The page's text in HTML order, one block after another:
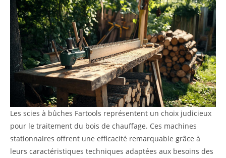
Les scies à bûches Fartools représentent un choix judicieux
pour le traitement du bois de chauffage. Ces machines
stationnaires offrent une efficacité remarquable grâce à
leurs caractéristiques techniques adaptées aux besoins des